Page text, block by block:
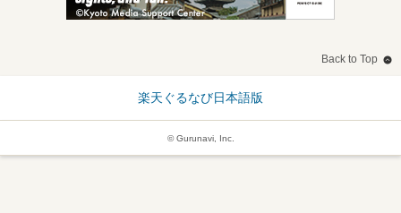
Back to Top
楽天ぐるなび日本語版
© Gurunavi, Inc.